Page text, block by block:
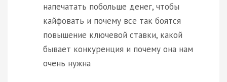
напечатать побольше денег, чтобы
кайфовать и почему все так боятся
повышение ключевой ставки, какой
бывает конкуренция и почему она нам
очень нужна